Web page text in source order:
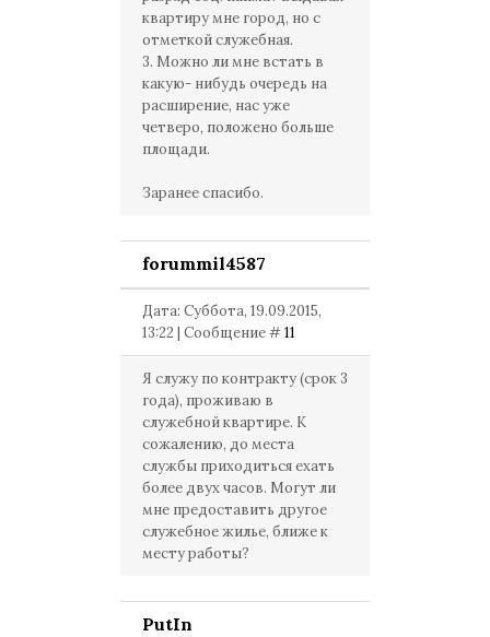
квартиру мне город, но с
отметкой служебная.
3. Можно ли мне встать в
какую- нибудь очередь на
расширение, нас уже
четверо, положено больше
площади.
Заранее спасибо.
forummil4587
Дата: Суббота, 19.09.2015,
13:22 | Сообщение #11
Я служу по контракту (срок 3
года), проживаю в
служебной квартире. К
сожалению, до места
службы приходиться ехать
более двух часов. Могут ли
мне предоставить другое
служебное жилье, ближе к
месту работы?
PutIn